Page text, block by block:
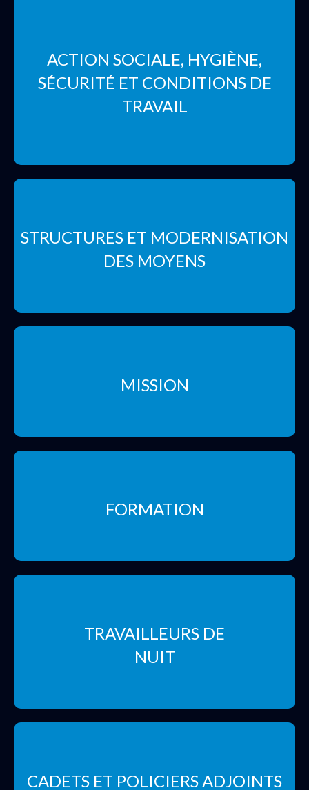
ACTION SOCIALE, HYGIÈNE,
SÉCURITÉ ET CONDITIONS DE
TRAVAIL
STRUCTURES ET MODERNISATION
DES MOYENS
MISSION
FORMATION
TRAVAILLEURS DE
NUIT
CADETS ET POLICIERS ADJOINTS